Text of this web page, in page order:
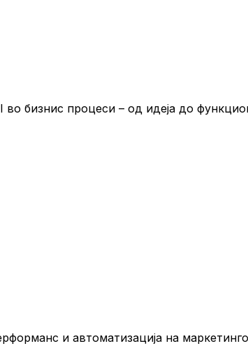
бизнис процеси – од идеја до
и автоматизација на